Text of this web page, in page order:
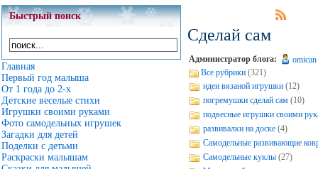
Быстрый поиск
Главная
Первый год малыша
От 1 года до 2-х
Детские веселые стихи
Игрушки своими руками
Фото самодельных игрушек
Загадки для детей
Поделки с детьми
Раскраски малышам
Сделай сам
Администратор блога:
omican
Все рубрики (321)
идеи вязаной игрушки (12)
погремушки сделай сам (10)
подвесные игрушки своими
развивалки на доске (4)
Самодельные развивающие
Самодельные куклы (27)